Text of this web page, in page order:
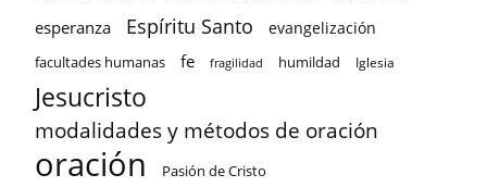
esperanza Espíritu Santo evangelización
facultades humanas fe fragilidad humildad Iglesia
Jesucristo
modalidades y métodos de oración
oración Pasión de Cristo